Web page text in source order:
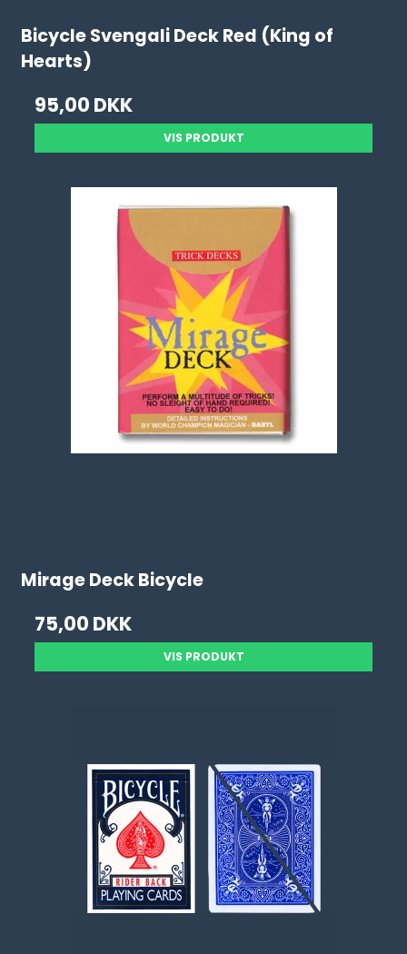
Bicycle Svengali Deck Red (King of
Hearts)
95,00 DKK
VIS PRODUKT
Mirage Deck Bicycle
75,00 DKK
VIS PRODUKT